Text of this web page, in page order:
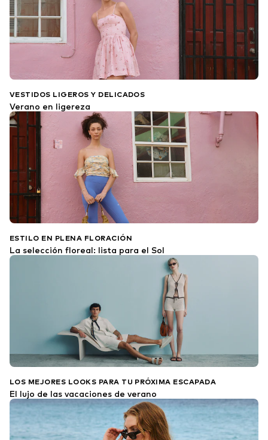
VESTIDOS LIGEROS Y DELICADOS
Verano en ligereza
ESTILO EN PLENA FLORACIÓN
La selección floreal: lista para el Sol
LOS MEJORES LOOKS PARA TU PRÓXIMA ESCAPADA
El lujo de las vacaciones de verano